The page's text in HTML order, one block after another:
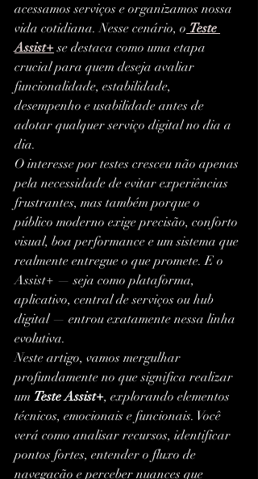
acessamos serviços e organizamos nossa
vida cotidiana. Nesse cenário, o Teste
Assist+ se destaca como uma etapa
crucial para quem deseja avaliar
funcionalidade, estabilidade,
desempenho e usabilidade antes de
adotar qualquer serviço digital no dia a
dia.
O interesse por testes cresceu não apenas
pela necessidade de evitar experiências
frustrantes, mas também porque o
público moderno exige precisão, conforto
visual, boa performance e um sistema que
realmente entregue o que promete. E o
Assist+ — seja como plataforma,
aplicativo, central de serviços ou hub
digital — entrou exatamente nessa linha
evolutiva.
Neste artigo, vamos mergulhar
profundamente no que significa realizar
um Teste Assist+, explorando elementos
técnicos, emocionais e funcionais. Você
verá como analisar recursos, identificar
pontos fortes, entender o fluxo de
navegação e perceber nuances que